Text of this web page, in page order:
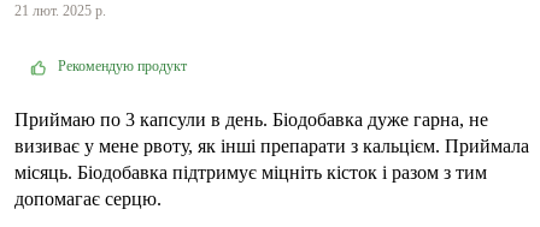
21 лют. 2025 р.
Рекомендую продукт
Приймаю по 3 капсули в день. Біодобавка дуже гарна, не
визиває у мене рвоту, як інші препарати з кальцієм. Приймала
місяць. Біодобавка підтримує міцніть кісток і разом з тим
допомагає серцю.